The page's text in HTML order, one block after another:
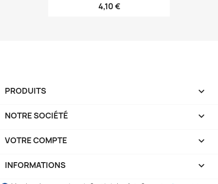
4,10 €
PRODUITS 
NOTRE SOCIÉTÉ 
VOTRE COMPTE 
INFORMATIONS keyboard_arrow_down